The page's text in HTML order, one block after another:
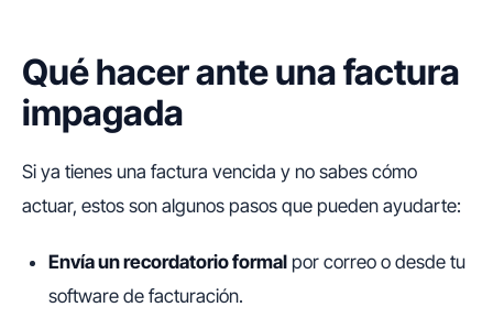
Qué hacer ante una factura
impagada
Si ya tienes una factura vencida y no sabes cómo
actuar, estos son algunos pasos que pueden ayudarte:
Envía un recordatorio formal por correo o desde tu
software de facturación.